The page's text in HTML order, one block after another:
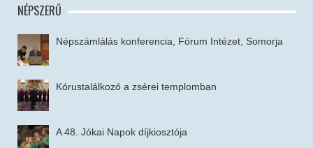
NÉPSZERŰ
Népszámlálás konferencia, Fórum Intézet, Somorja
Kórustalálkozó a zsérei templomban
A 48. Jókai Napok díjkiosztója